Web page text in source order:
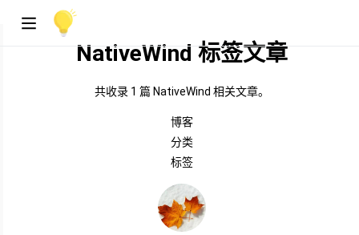
NativeWind 标签文章
共收录 1 篇 NativeWind 相关文章。
博客
分类
标签